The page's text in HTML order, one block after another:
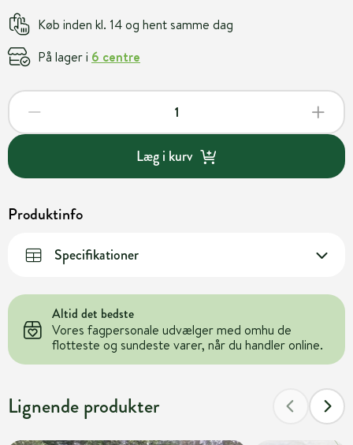
Køb inden kl. 14 og hent samme dag
På lager i 6 centre
Læg i kurv
Produktinfo
Specifikationer
Altid det bedste
Vores fagpersonale udvælger med omhu de
flotteste og sundeste varer, når du handler online.
Lignende produkter